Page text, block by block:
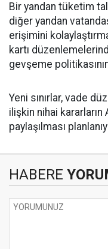
Bir yandan tüketim
diğer yandan
erişimini
kartı
gevşeme
Yeni sınırlar, vade
ilişkin nihai kararların
paylaşılması
HABERE